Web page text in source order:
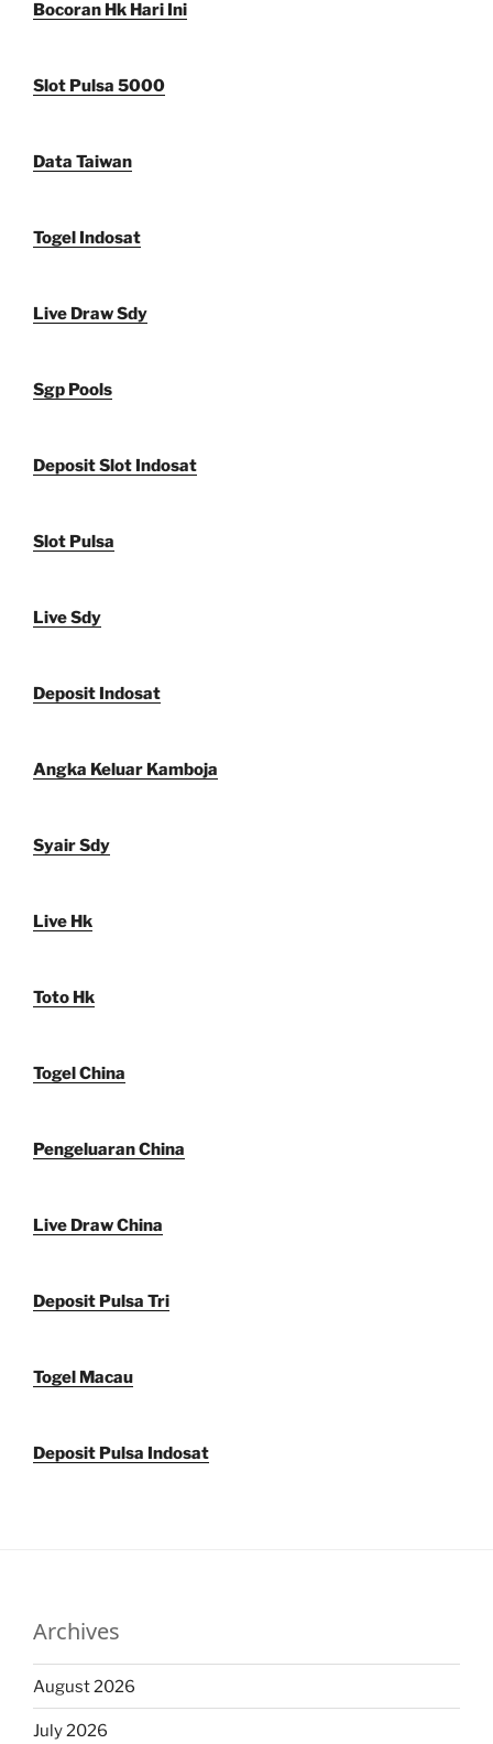
Bocoran Hk Hari Ini
Slot Pulsa 5000
Data Taiwan
Togel Indosat
Live Draw Sdy
Sgp Pools
Deposit Slot Indosat
Slot Pulsa
Live Sdy
Deposit Indosat
Angka Keluar Kamboja
Syair Sdy
Live Hk
Toto Hk
Togel China
Pengeluaran China
Live Draw China
Deposit Pulsa Tri
Togel Macau
Deposit Pulsa Indosat
Archives
August 2026
July 2026